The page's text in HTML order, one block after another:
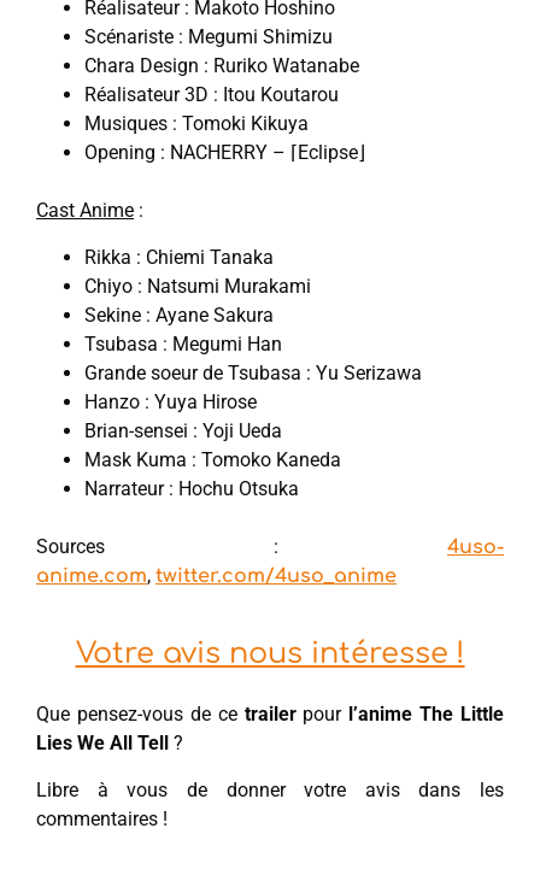
Réalisateur : Makoto Hoshino
Scénariste : Megumi Shimizu
Chara Design : Ruriko Watanabe
Réalisateur 3D : Itou Koutarou
Musiques : Tomoki Kikuya
Opening : NACHERRY – ⌈Eclipse⌋
Cast Anime :
Rikka : Chiemi Tanaka
Chiyo : Natsumi Murakami
Sekine : Ayane Sakura
Tsubasa : Megumi Han
Grande soeur de Tsubasa : Yu Serizawa
Hanzo : Yuya Hirose
Brian-sensei : Yoji Ueda
Mask Kuma : Tomoko Kaneda
Narrateur : Hochu Otsuka
Sources : 4uso-
anime.com, twitter.com/4uso_anime
Votre avis nous intéresse !
Que pensez-vous de ce trailerpour l’anime The Little
Lies We All Tell ?
Libre à vous de donner votre avis dans les
commentaires !